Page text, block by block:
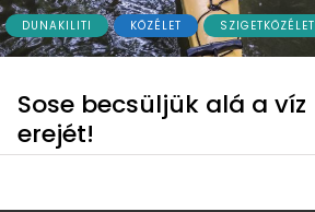
DUNAKILITI KÖZÉLET SZIGETKÖZÉLET
Sose becsüljük alá a víz
erejét!